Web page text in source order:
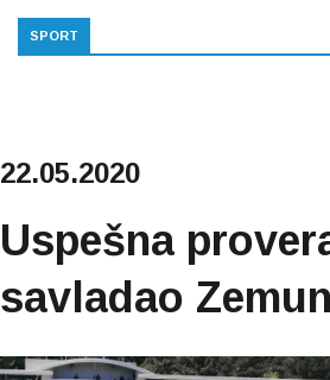
SPORT
22.05.2020
Uspešna
savladao Zemun